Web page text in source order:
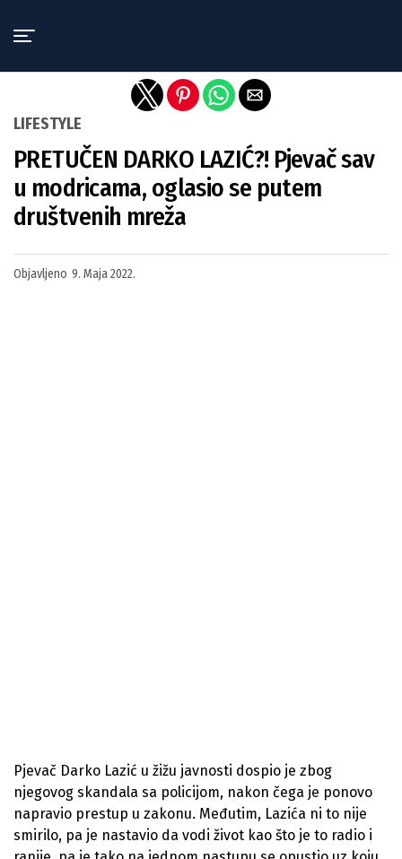
LIFESTYLE
PRETUČEN DARKO LAZIĆ?! Pjevač sav
u modricama, oglasio se putem
društvenih mreža
Objavljeno 9. Maja 2022.
Pjevač Darko Lazić u žižu javnosti dospio je zbog
njegovog skandala sa policijom, nakon čega je ponovo
napravio prestup u zakonu. Međutim, Lazića ni to nije
smirilo, pa je nastavio da vodi život kao što je to radio i